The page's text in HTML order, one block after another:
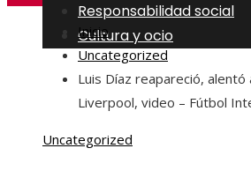
Responsabilidad social
Cultura y ocio
Inicio
Uncategorized
Luis Díaz reapareció,
Liverpool, video – Fútbol
Uncategorized